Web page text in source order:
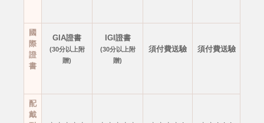
國
際
證
書
GIA證書
(30分以上附
贈)
IGI證書
(30分以上附
贈)
須付費送驗 須付費送驗
配
戴